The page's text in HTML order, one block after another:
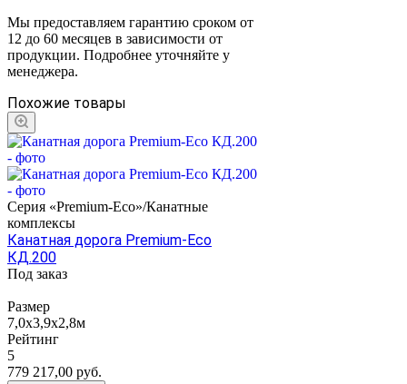
Мы предоставляем гарантию сроком от
12 до 60 месяцев в зависимости от
продукции. Подробнее уточняйте у
менеджера.
Похожие товары
Серия «Premium-Eco»/Канатные
комплексы
Канатная дорога Premium-Eco
КД.200
Под заказ
Размер
7,0х3,9х2,8м
Рейтинг
5
779 217,00 руб.